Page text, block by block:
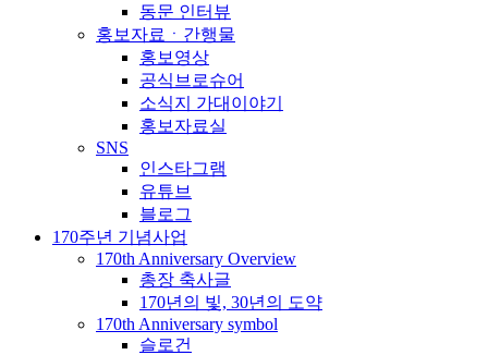
동문 인터뷰
홍보자료ㆍ간행물
홍보영상
공식브로슈어
소식지 가대이야기
홍보자료실
SNS
인스타그램
유튜브
블로그
170주년 기념사업
170th Anniversary Overview
총장 축사글
170년의 빛, 30년의 도약
170th Anniversary symbol
슬로건